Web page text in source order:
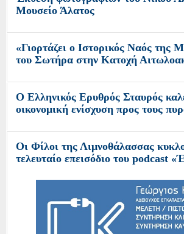
Μουσείο Άλατος
«Γιορτάζει ο Ιστορικός Ναός της
του Σωτήρα στην Κατοχή
O Ελληνικός Ερυθρός Σταυρός
οικονομική ενίσχυση προς τους
Οι Φίλοι της Λιμνοθάλασσας
τελευταίο επεισόδιο του podcast